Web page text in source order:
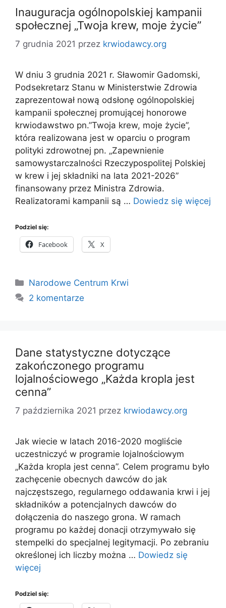
Inauguracja ogólnopolskiej kampanii
społecznej „Twoja krew, moje życie”
7 grudnia 2021 przez krwiodawcy.org
W dniu 3 grudnia 2021 r. Sławomir Gadomski,
Podsekretarz Stanu w Ministerstwie Zdrowia
zaprezentował nową odsłonę ogólnopolskiej
kampanii społecznej promującej honorowe
krwiodawstwo pn.”Twoja krew, moje życie”,
która realizowana jest w oparciu o program
polityki zdrowotnej pn. „Zapewnienie
samowystarczalności Rzeczypospolitej Polskiej
w krew i jej składniki na lata 2021-2026”
finansowany przez Ministra Zdrowia.
Realizatorami kampanii są … Dowiedz się więcej
Podziel się:
Facebook X
Kategorie
Narodowe Centrum Krwi
2 komentarze
Dane statystyczne dotyczące
zakończonego programu
lojalnościowego „Każda kropla jest
cenna”
7 października 2021 przez krwiodawcy.org
Jak wiecie w latach 2016-2020 mogliście
uczestniczyć w programie lojalnościowym
„Każda kropla jest cenna”. Celem programu było
zachęcenie obecnych dawców do jak
najczęstszego, regularnego oddawania krwi i jej
składników a potencjalnych dawców do
dołączenia do naszego grona. W ramach
programu po każdej donacji otrzymywało się
stempelki do specjalnej legitymacji. Po zebraniu
określonej ich liczby można … Dowiedz się
więcej
Podziel się: